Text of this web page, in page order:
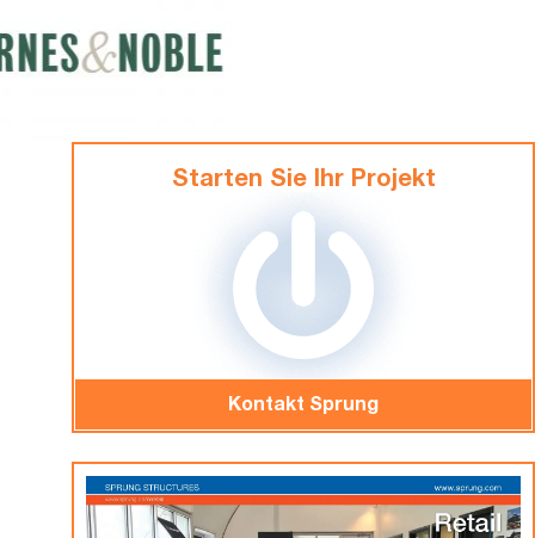
Starten Sie Ihr Projekt
Kontakt Sprung